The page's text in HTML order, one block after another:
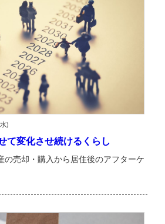
)
て変化させ続けるくらし
の売却・購入から居住後のアフターケ